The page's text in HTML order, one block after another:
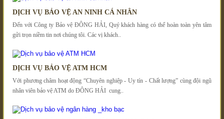
DỊCH VỤ BẢO VỆ AN NINH CÁ NHÂN
Đến với Công ty Bảo vệ ĐÔNG HẢI, Quý khách hàng có thể hoàn toàn yên tâm
gửi trọn niềm tin nơi chúng tôi. Các vị khách..
DỊCH VỤ BẢO VỆ ATM HCM
Với phương châm hoạt động “Chuyên nghiệp - Uy tín - Chất lượng” cùng đội ngũ
nhân viên bảo vệ ATM do ĐÔNG HẢI cung..